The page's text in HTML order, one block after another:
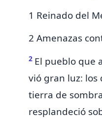
1 Reinado del
2 Amenazas
2 El pueblo que
vió gran luz: los
tierra de
resplandeció